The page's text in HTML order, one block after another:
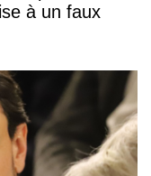
à un faux